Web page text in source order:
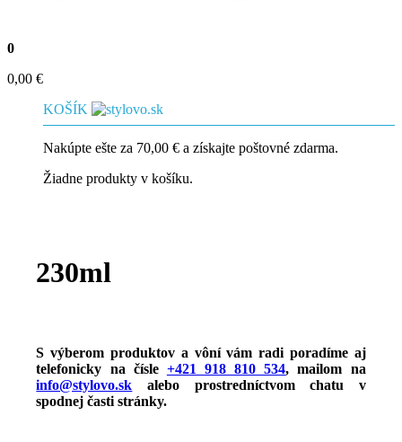
0
0,00 €
KOŠÍK
Nakúpte ešte za 70,00 € a získajte poštovné zdarma.
Žiadne produkty v košíku.
230ml
S výberom produktov a vôní vám radi poradíme aj
telefonicky na čísle +421 918 810 534, mailom na
info@stylovo.sk alebo prostredníctvom chatu v
spodnej časti stránky.